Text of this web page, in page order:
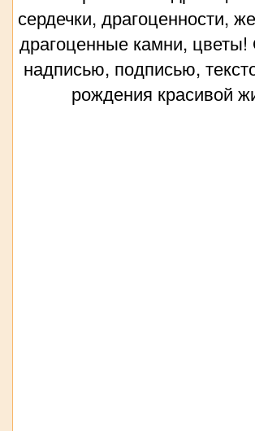
сердечки, драгоценности,
драгоценные камни, цветы!
надписью, подписью,
рождения красивой